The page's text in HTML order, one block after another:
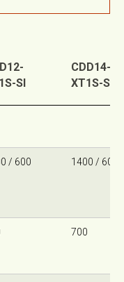
SI
CDD14-
XT1S-SI
/ 600 1400 / 600
700